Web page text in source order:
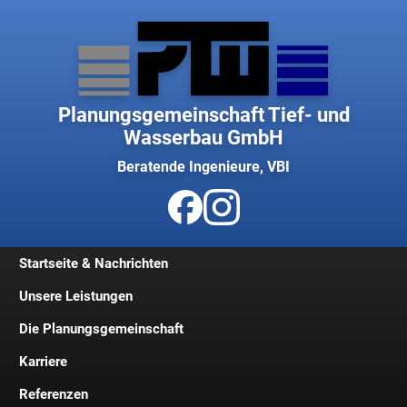
Planungsgemeinschaft Tief- und
Wasserbau GmbH
Beratende Ingenieure, VBI
Startseite & Nachrichten
Unsere Leistungen
Die Planungsgemeinschaft
Geschichte
Geschäftsleitung
Karriere
Jobs und Stellenangebote
Referenzen